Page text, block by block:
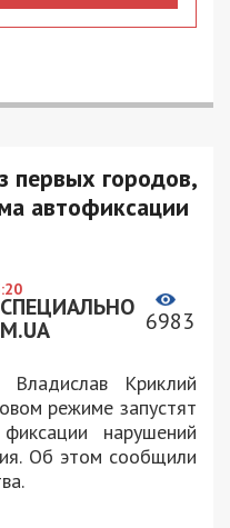
первых городов,
автофиксации
6983
Владислав Криклий
режиме запустят
нарушений
Об этом сообщили